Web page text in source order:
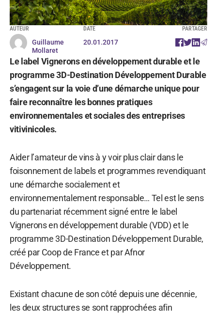
AUTEUR
Guillaume
Mollaret
DATE
20.01.2017
PARTAGER
Le label Vignerons en développement durable et le
programme 3D-Destination Développement Durable
s’engagent sur la voie d’une démarche unique pour
faire reconnaître les bonnes pratiques
environnementales et sociales des entreprises
vitivinicoles.
Aider l’amateur de vins à y voir plus clair dans le
foisonnement de labels et programmes revendiquant
une démarche socialement et
environnementalement responsable… Tel est le sens
du partenariat récemment signé entre le label
Vignerons en développement durable (VDD) et le
programme 3D-Destination Développement Durable,
créé par Coop de France et par Afnor
Développement.
Existant chacune de son côté depuis une décennie,
les deux structures se sont rapprochées afin